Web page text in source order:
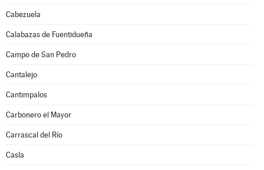
Cabezuela
Calabazas de Fuentidueña
Campo de San Pedro
Cantalejo
Cantimpalos
Carbonero el Mayor
Carrascal del Río
Casla